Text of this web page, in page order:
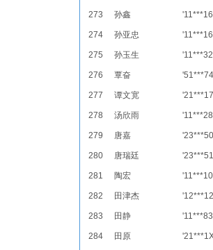
273 孙鑫 '11***16
274 孙亚忠 '11***16
275 孙玉生 '11***32
276 覃奋 '51***74
277 谭文宽 '21***17
278 汤欣雨 '11***28
279 唐嘉 '23***50
280 唐瑞廷 '23***51
281 陶宏 '11***10
282 田津杰 '12***12
283 田静 '11***83
284 田原